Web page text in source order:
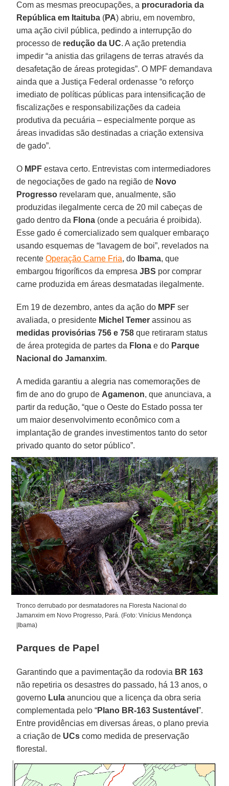
Com as mesmas preocupações, a procuradoria da
República em Itaituba (PA) abriu, em novembro,
uma ação civil pública, pedindo a interrupção do
processo de redução da UC. A ação pretendia
impedir “a anistia das grilagens de terras através da
desafetação de áreas protegidas”. O MPF demandava
ainda que a Justiça Federal ordenasse “o reforço
imediato de políticas públicas para intensificação de
fiscalizações e responsabilizações da cadeia
produtiva da pecuária – especialmente porque as
áreas invadidas são destinadas a criação extensiva
de gado”.
O MPF estava certo. Entrevistas com intermediadores
de negociações de gado na região de Novo
Progresso revelaram que, anualmente, são
produzidas ilegalmente cerca de 20 mil cabeças de
gado dentro da Flona (onde a pecuária é proibida).
Esse gado é comercializado sem qualquer embaraço
usando esquemas de “lavagem de boi”, revelados na
recenteOperação Carne Fria, do Ibama, que
embargou frigoríficos da empresaJBS por comprar
carne produzida em áreas desmatadas ilegalmente.
Em 19 de dezembro, antes da ação do MPF ser
avaliada, o presidente Michel Temer assinou as
medidas provisórias 756 e 758 que retiraram status
de área protegida de partes da Flona e do Parque
Nacional do Jamanxim.
A medida garantiu a alegria nas comemorações de
fim de ano do grupo de Agamenon, que anunciava, a
partir da redução, “que o Oeste do Estado possa ter
um maior desenvolvimento econômico com a
implantação de grandes investimentos tanto do setor
privado quanto do setor público”.
Tronco derrubado por desmatadores na Floresta Nacional do
Jamanxim em Novo Progresso, Pará. (Foto: Vinícius Mendonça
|Ibama)
Parques de Papel
Garantindo que a pavimentação da rodovia BR 163
não repetiria os desastres do passado, há 13 anos, o
governo Lula anunciou que a licença da obra seria
complementada pelo “Plano BR-163 Sustentável”.
Entre providências em diversas áreas, o plano previa
a criação de UCs como medida de preservação
florestal.